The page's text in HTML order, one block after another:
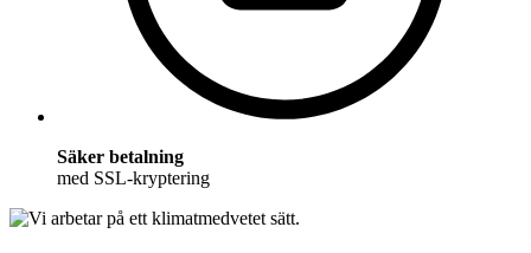
Säker betalning
med SSL-kryptering